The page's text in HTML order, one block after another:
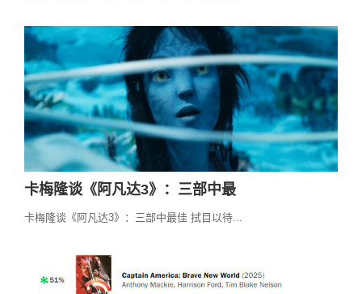
卡梅隆谈《阿凡达3》：三部中最
卡梅隆谈《阿凡达3》：三部中最佳 拭目以待...